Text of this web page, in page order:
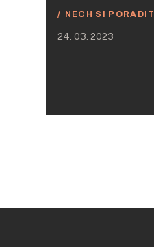
NECH SI PORADIT
24. 03. 2023